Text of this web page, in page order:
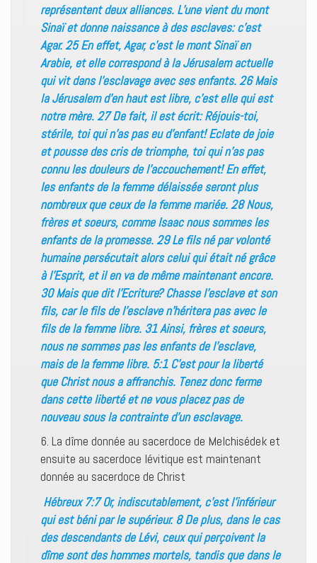
représentent deux alliances. L’une vient du mont
Sinaï et donne naissance à des esclaves: c’est
Agar. 25 En effet, Agar, c’est le mont Sinaï en
Arabie, et elle correspond à la Jérusalem actuelle
qui vit dans l’esclavage avec ses enfants. 26 Mais
la Jérusalem d’en haut est libre, c’est elle qui est
notre mère. 27 De fait, il est écrit: Réjouis-toi,
stérile, toi qui n’as pas eu d’enfant! Eclate de joie
et pousse des cris de triomphe, toi qui n’as pas
connu les douleurs de l’accouchement! En effet,
les enfants de la femme délaissée seront plus
nombreux que ceux de la femme mariée. 28 Nous,
frères et soeurs, comme Isaac nous sommes les
enfants de la promesse. 29 Le fils né par volonté
humaine persécutait alors celui qui était né grâce
à l’Esprit, et il en va de même maintenant encore.
30 Mais que dit l’Ecriture? Chasse l’esclave et son
fils, car le fils de l’esclave n’héritera pas avec le
fils de la femme libre. 31 Ainsi, frères et soeurs,
nous ne sommes pas les enfants de l’esclave,
mais de la femme libre. 5:1 C’est pour la liberté
que Christ nous a affranchis. Tenez donc ferme
dans cette liberté et ne vous placez pas de
nouveau sous la contrainte d’un esclavage.
6. La dîme donnée au sacerdoce de Melchisédek et
ensuite au sacerdoce lévitique est maintenant
donnée au sacerdoce de Christ
Hébreux 7:7 Or, indiscutablement, c’est l’inférieur
qui est béni par le supérieur. 8 De plus, dans le cas
des descendants de Lévi, ceux qui perçoivent la
dîme sont des hommes mortels, tandis que dans le